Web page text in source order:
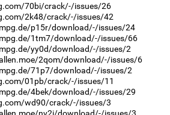
70bi/crack/-/issues/26
2k48/crack/-/issues/42
p15r/download/-/issues/24
1tm7/download/-/issues/66
yy0d/download/-/issues/2
2qom/download/-/issues/6
71p7/download/-/issues/2
01pb/crack/-/issues/11
4bek/download/-/issues/29
wd90/crack/-/issues/3
nv2i/download/-/issues/3